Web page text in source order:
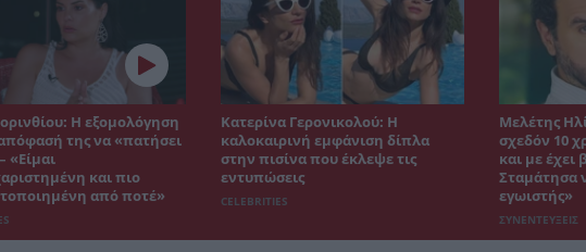
Η εξομολόγηση
της να «πατήσει
«Είμαι
και πιο
από ποτέ»
Κατερίνα Γερονικολού: Η
καλοκαιρινή εμφάνιση δίπλα
στην πισίνα που έκλεψε τις
εντυπώσεις
CELEBRITIES
Μελέτης
σχεδόν 10
και με
Σταμάτησα
εγωιστής»
ΣΥΝΕΝΤΕΥΞΕΙΣ